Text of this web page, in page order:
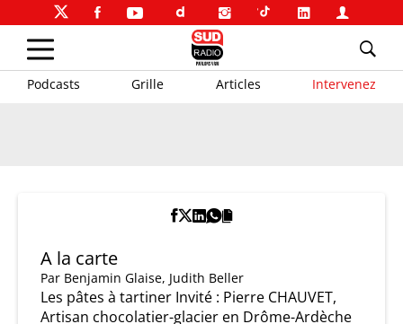
Podcasts Grille Articles Intervenez
A la carte
Par Benjamin Glaise, Judith Beller
Les pâtes à tartiner Invité : Pierre CHAUVET,
Artisan chocolatier-glacier en Drôme-Ardèche